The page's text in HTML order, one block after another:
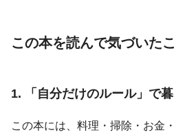
この本を読んで気づいた
1. 「自分だけのルール」で
この本には、料理・掃除・お金